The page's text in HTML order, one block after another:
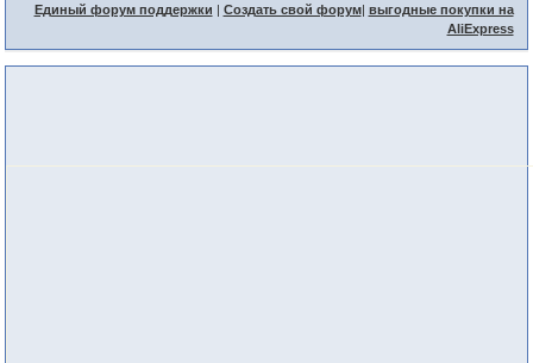
Единый форум поддержки | Создать свой форум| выгодные покупки на
AliExpress